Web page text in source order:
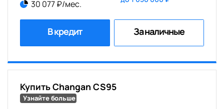
30 077 ₽/мес.
В кредит За наличные
Купить Changan CS95
Узнайте больше